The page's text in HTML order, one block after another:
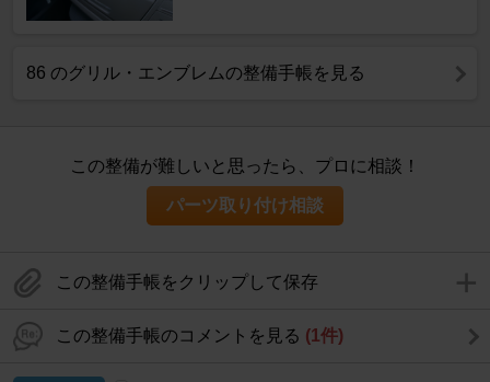
86 のグリル・エンブレムの整備手帳を見る
この整備が難しいと思ったら、プロに相談！
パーツ取り付け相談
この整備手帳をクリップして保存
この整備手帳のコメントを見る (1件)